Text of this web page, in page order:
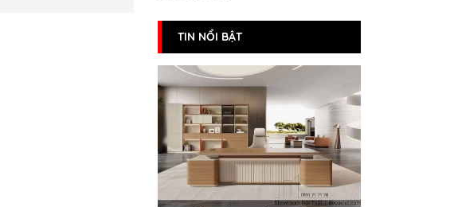
TIN NỔI BẬT